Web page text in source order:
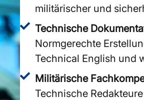
militärischer und
Technische
Normgerechte
Technical English und
Militärische
Technische